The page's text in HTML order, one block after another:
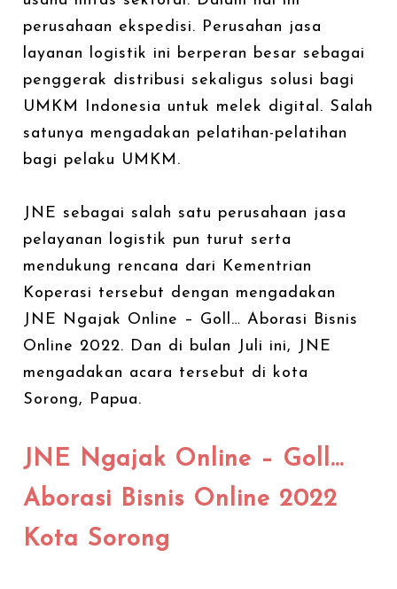
perusahaan ekspedisi. Perusahan jasa
layanan logistik ini berperan besar sebagai
penggerak distribusi sekaligus solusi bagi
UMKM Indonesia untuk melek digital. Salah
satunya mengadakan pelatihan-pelatihan
bagi pelaku UMKM.
JNE sebagai salah satu perusahaan jasa
pelayanan logistik pun turut serta
mendukung rencana dari Kementrian
Koperasi tersebut dengan mengadakan
JNE Ngajak Online – Goll… Aborasi Bisnis
Online 2022. Dan di bulan Juli ini, JNE
mengadakan acara tersebut di kota
Sorong, Papua.
JNE Ngajak Online – Goll...
Aborasi Bisnis Online 2022
Kota Sorong